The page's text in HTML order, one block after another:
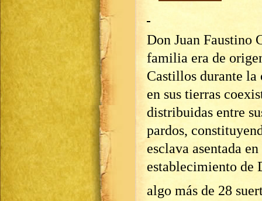
Don Juan Faustino
familia era de
Castillos durante la
en sus tierras
distribuidas entre
pardos,
esclava asentada
establecimiento de
algo más de 28